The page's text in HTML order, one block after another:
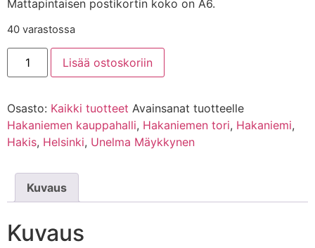
Mattapintaisen postikortin koko on A6.
40 varastossa
Lisää ostoskoriin
Osasto: Kaikki tuotteet Avainsanat tuotteelle
Hakaniemen kauppahalli, Hakaniemen tori, Hakaniemi,
Hakis, Helsinki, Unelma Mäykkynen
Kuvaus
Kuvaus